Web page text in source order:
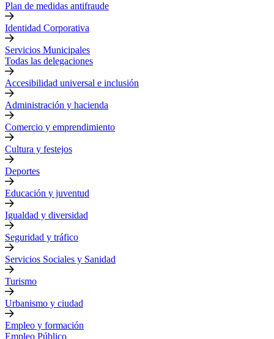
Plan de medidas antifraude
Identidad Corporativa
Servicios Municipales
Todas las delegaciones
Accesibilidad universal e inclusión
Administración y hacienda
Comercio y emprendimiento
Cultura y festejos
Deportes
Educación y juventud
Igualdad y diversidad
Seguridad y tráfico
Servicios Sociales y Sanidad
Turismo
Urbanismo y ciudad
Empleo y formación
Empleo Público